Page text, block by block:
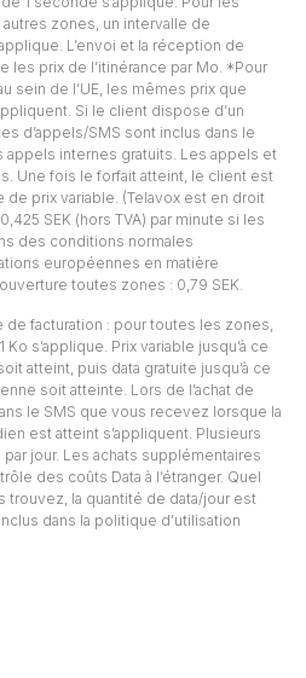
zones, un intervalle de
L’envoi et la réception de
les prix de l’itinérance par Mo. *Pour
sein de l’UE, les mêmes prix que
Si le client dispose d’un
d’appels/SMS sont inclus dans le
appels internes gratuits. Les appels et
Une fois le forfait atteint, le client est
prix variable. (Telavox est en droit
SEK (hors TVA) par minute si les
des conditions normales
européennes en matière
toutes zones : 0,79 SEK.
de facturation : pour toutes les zones,
s’applique. Prix variable jusqu’à ce
atteint, puis data gratuite jusqu’à ce
soit atteinte. Lors de l’achat de
le SMS que vous recevez lorsque la
est atteint s’appliquent. Plusieurs
jour. Les achats supplémentaires
des coûts Data à l’étranger. Quel
trouvez, la quantité de data/jour est
dans la politique d’utilisation